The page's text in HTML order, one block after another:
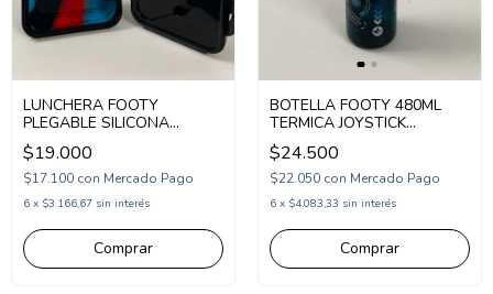
LUNCHERA FOOTY
PLEGABLE SILICONA
PELOTA CHICA (TS102)
$19.000
$17.100 con Mercado Pago
6 x $3.166,67 sin interés
BOTELLA FOOTY 480ML
TERMICA JOYSTICK
(BOTERM172)
$24.500
$22.050 con Mercado Pago
6 x $4.083,33 sin interés